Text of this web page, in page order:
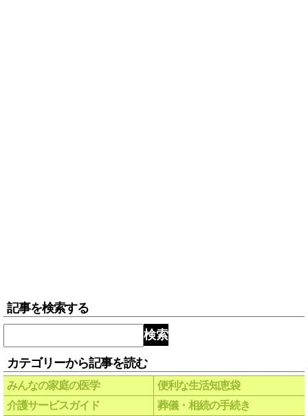
記事を検索する
検索
カテゴリーから記事を読む
みんなの家庭の医学
便利な生活知恵袋
介護サービスガイド
葬儀・相続の手続き